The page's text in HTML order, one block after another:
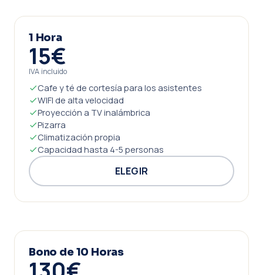
1 Hora
15€
IVA incluido
Cafe y té de cortesía para los asistentes
WIFI de alta velocidad
Proyección a TV inalámbrica
Pizarra
Climatización propia
Capacidad hasta 4-5 personas
ELEGIR
Bono de 10 Horas